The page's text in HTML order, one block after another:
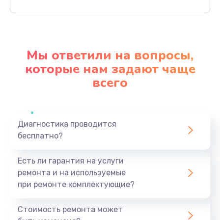
Заказать
Профилактическая чистка
Заказать
1440 руб.
Мы ответили на вопросы,
которые нам задают чаще
всего
Диагностика проводится
бесплатно?
Есть ли гарантия на услуги
ремонта и на используемые
при ремонте комплектующие?
Стоимость ремонта может